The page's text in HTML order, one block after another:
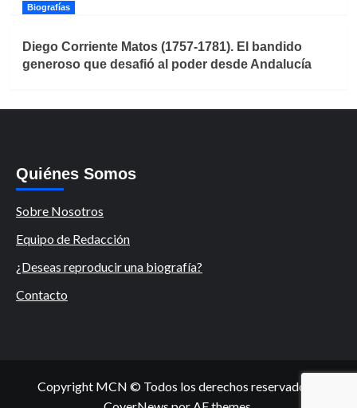
Biografías
Diego Corriente Matos (1757-1781). El bandido
generoso que desafió al poder desde Andalucía
Quiénes Somos
Sobre Nosotros
Equipo de Redacción
¿Deseas reproducir una biografía?
Contacto
Copyright MCN © Todos los derechos reservados.